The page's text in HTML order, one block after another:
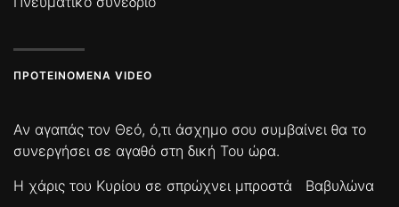
ΠΡΟΤΕΙΝΌΜΕΝΑ VIDEO
Αν αγαπάς τον Θεό, ό,τι άσχημο σου συμβαίνει θα το
συνεργήσει σε αγαθό στη δική Του ώρα.
Η χάρις του Κυρίου σε σπρώχνει μπροστά
Βαβυλώνα